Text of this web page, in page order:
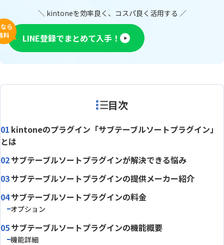
＼ kintoneを効率良く、コスパ良く活用する ／
ら
料
LINE登録でまとめて入手！
目次
kintoneのプラグイン「サブテーブルソートプラグイン」
とは
サブテーブルソートプラグインが解決できる悩み
サブテーブルソートプラグインの提供メーカー紹介
サブテーブルソートプラグインの料金
オプション
サブテーブルソートプラグインの機能概要
機能詳細